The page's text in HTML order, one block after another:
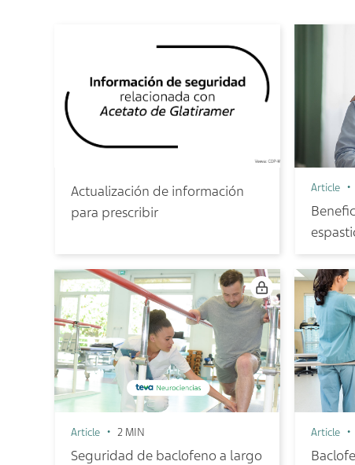
Actualización de información
para prescribir
Article
Article 2 MIN
Seguridad de baclofeno a largo
Article